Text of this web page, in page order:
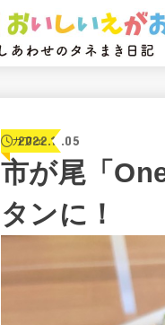
カフェ
2022.11.05
市が尾「
タンに！